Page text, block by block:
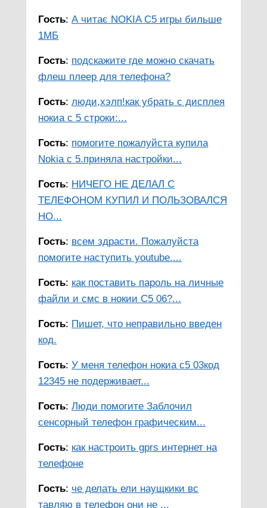
Гость: А читає NOKIA C5 игры бильше
1МБ
Гость: подскажите где можно скачать
флеш плеер для телефона?
Гость: люди,хэлп!как убрать с дисплея
нокиа с 5 строки:...
Гость: помогите пожалуйста купила
Nokia c 5.приняла настройки...
Гость: НИЧЕГО НЕ ДЕЛАЛ С
ТЕЛЕФОНОМ КУПИЛ И ПОЛЬЗОВАЛСЯ
НО...
Гость: всем здрасти. Пожалуйста
помогите наступить youtube....
Гость: как поставить пароль на личные
файли и смс в нокии С5 06?...
Гость: Пишет, что неправильно введен
код.
Гость: У меня телефон нокиа с5 03код
12345 не подерживает...
Гость: Люди помогите Заблочил
сенсорный телефон графическим...
Гость: как настроить gprs интернет на
телефоне
Гость: че делать ели наущкики вс
тавляю в телефон они не ...